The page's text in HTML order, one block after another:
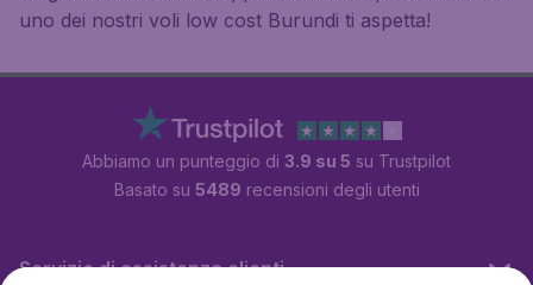
uno dei nostri voli low cost Burundi ti aspetta!
Abbiamo un punteggio di 3.9 su 5 su Trustpilot
Basato su 5489 recensioni degli utenti
Servizio di assistenza clienti